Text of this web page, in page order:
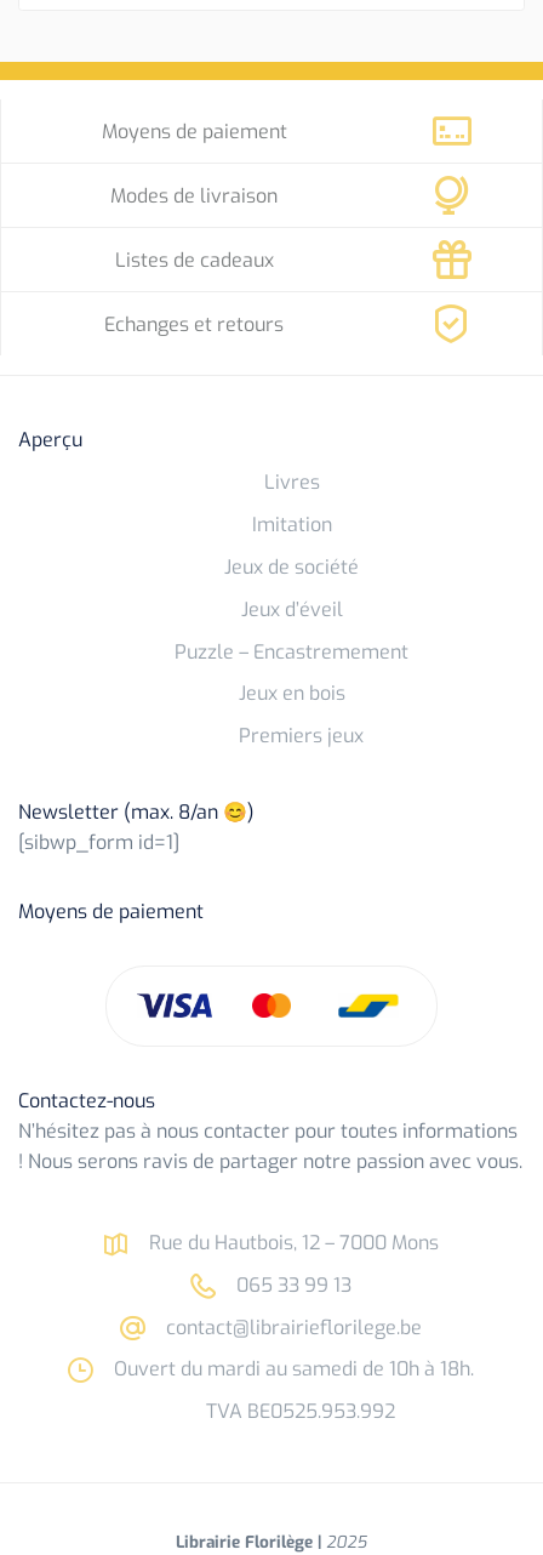
Moyens de paiement
Modes de livraison
Listes de cadeaux
Echanges et retours
Aperçu
Livres
Imitation
Jeux de société
Jeux d’éveil
Puzzle – Encastremement
Jeux en bois
Premiers jeux
Newsletter (max. 8/an 😊)
[sibwp_form id=1]
Moyens de paiement
Contactez-nous
N’hésitez pas à nous contacter pour toutes informations
! Nous serons ravis de partager notre passion avec vous.
Rue du Hautbois, 12 – 7000 Mons
065 33 99 13
contact@librairieflorilege.be
Ouvert du mardi au samedi de 10h à 18h.
TVA BE0525.953.992
Librairie Florilège | 2025